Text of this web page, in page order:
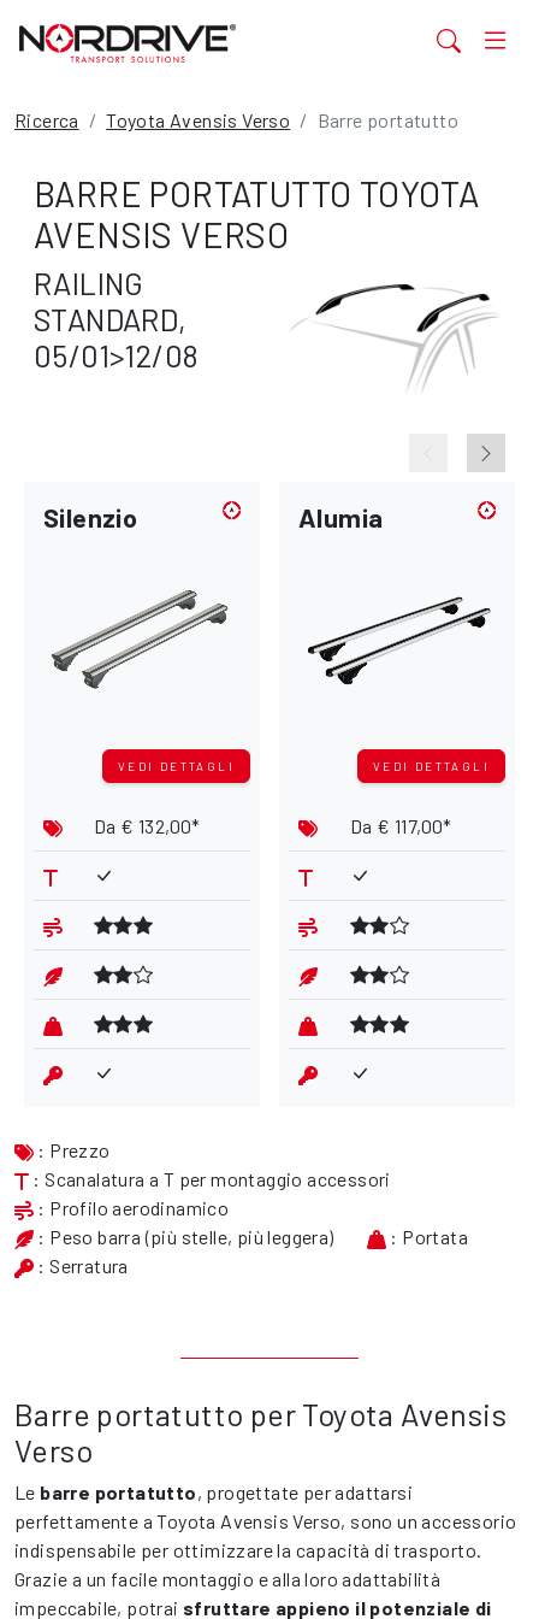
Ricerca Toyota Avensis Verso Barre portatutto
BARRE PORTATUTTO TOYOTA
AVENSIS VERSO
RAILING
STANDARD,
05/01>12/08
Silenzio
VEDI DETTAGLI
Da € 132,00*
Alumia
VEDI DETTAGLI
Da € 117,00*
: Prezzo
: Scanalatura a T per montaggio accessori
: Profilo aerodinamico
: Peso barra (più stelle, più leggera)
: Portata
: Serratura
Barre portatutto per Toyota Avensis
Verso
Le barre portatutto, progettate per adattarsi
perfettamente a Toyota Avensis Verso, sono un accessorio
indispensabile per ottimizzare la capacità di trasporto.
Grazie a un facile montaggio e alla loro adattabilità
impeccabile, potrai sfruttare appieno il potenziale di